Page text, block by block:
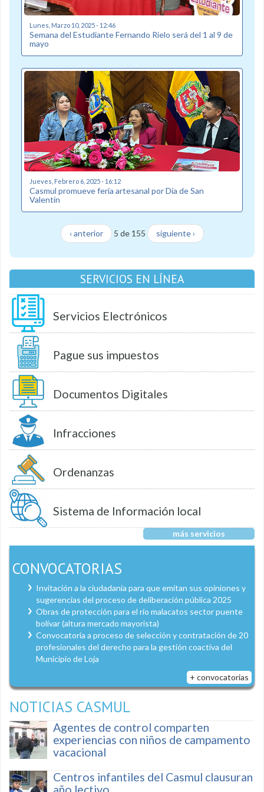
Lunes, Marzo 10, 2025 - 12:46
Semana del Estudiante Fernando Rielo será del 1 al 9 de
mayo
Jueves, Febrero 6, 2025 - 16:12
Casmul promueve feria artesanal por Día de San
Valentín
‹ anterior 5 de 155 siguiente ›
SERVICIOS EN LÍNEA
Servicios Electrónicos
Pague sus impuestos
Documentos Digitales
Infracciones
Ordenanzas
Sistema de Información local
más servicios
CONVOCATORIAS
Invitación a la ciudadanía para que emitan sus opiniones y
sugerencias del proceso de deliberación pública 2025
Obras de protección para el río malacatos sector puente
bolívar (altura mercado mayorista)
Convocatoria a proceso de selección y contratación de 20
profesionales del derecho para la gestión coactiva del
Municipio de Loja
+ convocatorias
NOTICIAS CASMUL
Agentes de control comparten
experiencias con niños de campamento
vacacional
Centros infantiles del Casmul clausuran